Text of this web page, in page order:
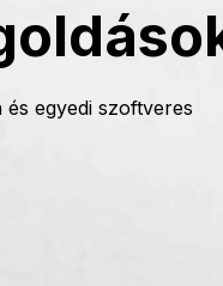
egyedi szoftveres